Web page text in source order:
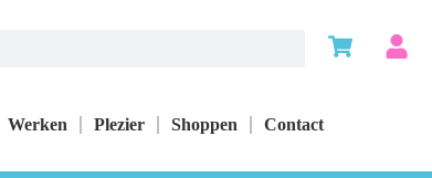
Werken Plezier Shoppen Contact